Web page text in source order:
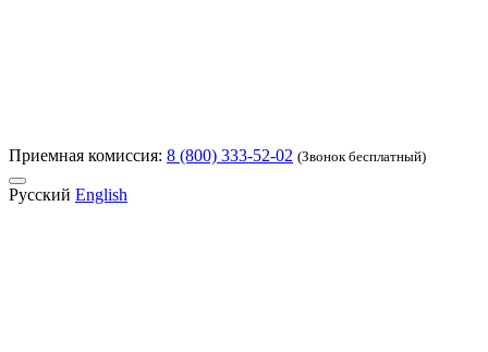
Приемная комиссия: 8 (800) 333-52-02 (Звонок бесплатный)
Русский English